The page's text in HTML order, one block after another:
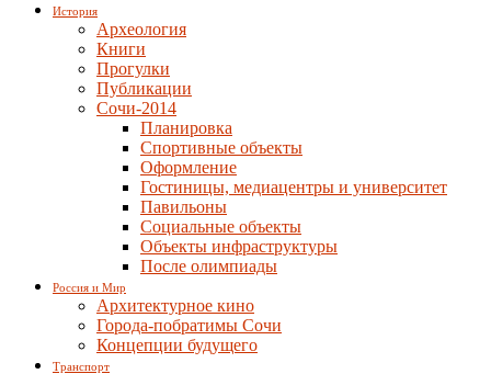
История
Археология
Книги
Прогулки
Публикации
Сочи-2014
Планировка
Спортивные объекты
Оформление
Гостиницы, медиацентры и университет
Павильоны
Социальные объекты
Объекты инфраструктуры
После олимпиады
Россия и Мир
Архитектурное кино
Города-побратимы Сочи
Концепции будущего
Транспорт